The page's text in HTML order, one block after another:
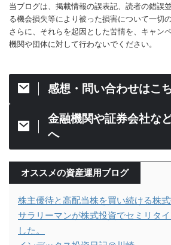
当ブログは、掲載情報の誤表記、読者の錯誤
る機会損失等により被った損害について一切
さらに、それらを起因とした苦情を、キャン
機関や団体に対して行わないでください。
感想・問い合わせはこ
金融機関や証券会社な
へ
オススメの資産運用ブログ
株主優待と高配当株を買い続ける株
サラリーマンが株式投資でセミリタ
した。